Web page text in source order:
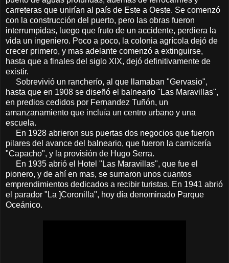
carreteras que unirían al país de Este a Oeste. Se comenzó
con la construcción del puerto, pero las obras fueron
interrumpidas, luego que fruto de un accidente, perdiera la
vida un ingeniero. Poco a poco, la colonia agrícola dejó de
crecer primero, y mas adelante comenzó a extinguirse,
hasta que a finales del siglo XIX, dejó definitivamente de
existir.
Sobrevivió un rancherío, al que llamaban "Gervasio",
hasta que en 1908 se diseñó el balneario "Las Maravillas",
en predios cedidos por Fernandez Tuñón, un
amanzanamiento que incluía un centro urbano y una
escuela.
En 1928 abrieron sus puertas dos negocios que fueron
pilares del avance del balneario, que fueron la carnicería
"Capacho", y la provisión de Hugo Serra.
En 1935 abrió el Hotel "Las Maravillas", que fue el
pionero, y de ahí en mas, se sumaron unos cuantos
emprendimientos dedicados a recibir turistas. En 1941 abrió
el parador "La ]Coronilla", hoy día denominado Parque
Oceánico.